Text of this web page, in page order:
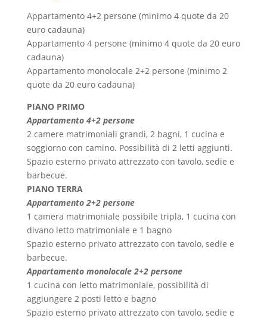
Appartamento 4+2 persone (minimo 4 quote da 20
euro cadauna)
Appartamento 4 persone (minimo 4 quote da 20 euro
cadauna)
Appartamento monolocale 2+2 persone (minimo 2
quote da 20 euro cadauna)
PIANO PRIMO
Appartamento 4+2 persone
2 camere matrimoniali grandi, 2 bagni, 1 cucina e
soggiorno con camino. Possibilità di 2 letti aggiunti.
Spazio esterno privato attrezzato con tavolo, sedie e
barbecue.
PIANO TERRA
Appartamento 2+2 persone
1 camera matrimoniale possibile tripla, 1 cucina con
divano letto matrimoniale e 1 bagno
Spazio esterno privato attrezzato con tavolo, sedie e
barbecue.
Appartamento monolocale 2+2 persone
1 cucina con letto matrimoniale, possibilità di
aggiungere 2 posti letto e bagno
Spazio esterno privato attrezzato con tavolo, sedie e